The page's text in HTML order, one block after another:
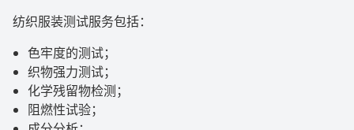
纺织服装测试服务包括：
色牢度的测试；
织物强力测试；
化学残留物检测；
阻燃性试验；